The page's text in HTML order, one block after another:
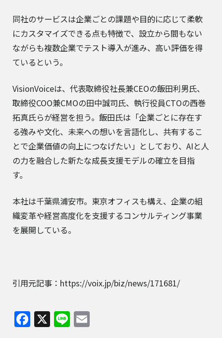
同社のサービスは企業ごとの課題や目的に応じて柔軟
にカスタマイズできる点も特徴で、設立から間もない
ながらも複数企業でテスト導入が進み、高い評価を得
ているという。
VisionVoiceは、代表取締役社長兼CEOの飯田利男氏、
取締役COO兼CMOの田中誠司氏、執行役員CTOの西巻
拓真氏らが経営を担う。飯田氏は「企業ごとに存在す
る強みや文化、未来への想いを言語化し、共有するこ
とで企業価値の向上につなげたい」としており、AIと人
の力を融合した新たな成長支援モデルの確立を目指
す。
本社は千葉県浦安市。東京オフィスも構え、企業の組
織変革や経営高度化を支援するコンサルティング事業
を展開している。
引用元記事：https://voix.jp/biz/news/171681/
Facebook
X Line